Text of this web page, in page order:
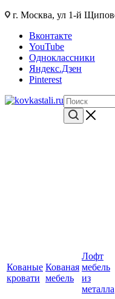
г. Москва, ул 1-й
Вконтакте
YouTube
Одноклассники
Яндекс.Дзен
Pinterest
Кованые
кровати
Кованая
мебель
Лофт
мебель
из
металла